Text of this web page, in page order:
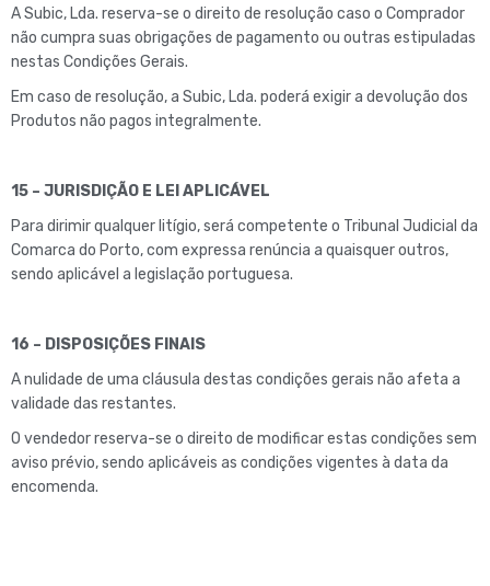
A Subic, Lda. reserva-se o direito de resolução caso o Comprador
não cumpra suas obrigações de pagamento ou outras estipuladas
nestas Condições Gerais.
Em caso de resolução, a Subic, Lda. poderá exigir a devolução dos
Produtos não pagos integralmente.
15 – JURISDIÇÃO E LEI APLICÁVEL
Para dirimir qualquer litígio, será competente o Tribunal Judicial da
Comarca do Porto, com expressa renúncia a quaisquer outros,
sendo aplicável a legislação portuguesa.
16 – DISPOSIÇÕES FINAIS
A nulidade de uma cláusula destas condições gerais não afeta a
validade das restantes.
O vendedor reserva-se o direito de modificar estas condições sem
aviso prévio, sendo aplicáveis as condições vigentes à data da
encomenda.